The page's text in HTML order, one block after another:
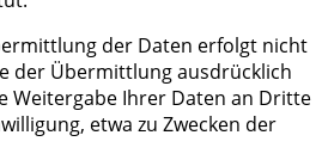
der Daten erfolgt nicht
der Übermittlung ausdrücklich
Weitergabe Ihrer Daten an Dritte
etwa zu Zwecken der